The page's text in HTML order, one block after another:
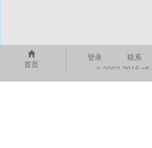
首页
登录 联系